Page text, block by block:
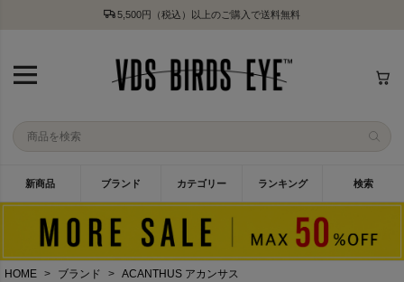
5,500円（税込）以上のご購入で送料無料
新商品 ブランド カテゴリー ランキング 検索
HOME ブランド
ACANTHUS アカンサス